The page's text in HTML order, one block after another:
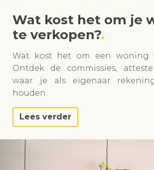
Wat kost het om je
te verkopen?
Wat kost het om een woning
Ontdek de commissies,
waar je als eigenaar
houden.
Lees verder